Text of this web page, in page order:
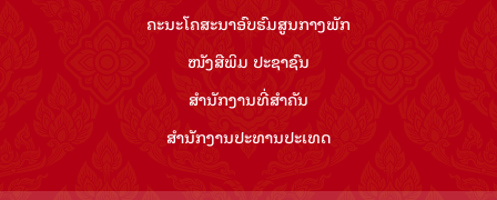
ຄະນະໂຄສະນາອົບຮົມ​ສູນ​ກາງ​ພັກ
ໜັງສືພິມ ປະ​ຊາ​ຊົນ
ສຳ​ນັກ​ງານ​ທີ່​ສຳ​ຄັນ
ສຳ​ນັກ​ງານ​ປະ​ທານ​ປະ​ເທດ